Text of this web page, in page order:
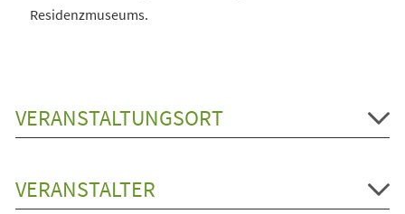
Residenzmuseums.
VERANSTALTUNGSORT
VERANSTALTER